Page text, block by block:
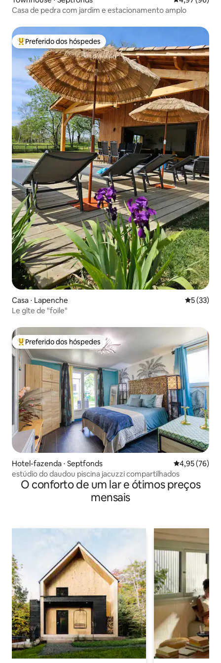
Casa de pedra com jardim e estacionamento amplo
Entre os melhores preferidos dos hóspedes
Preferido dos hóspedes
Casa ⋅ Lapenche 5 de uma
5 (33)
Le gîte de "foile"
Entre os melhores preferidos dos hóspedes
Preferido dos hóspedes
Hotel-fazenda ⋅ Septfonds 4,95 de uma
4,95 (76)
estúdio do daudou piscina jacuzzi compartilhados
O conforto de um lar e ótimos preços
mensais